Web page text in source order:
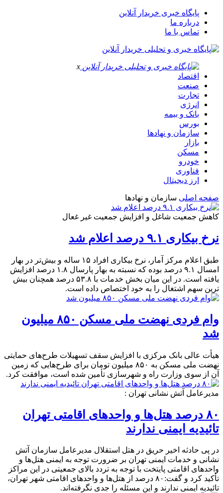
پایگاه خبری خریدار آنلاین
درباره ما
تماس با ما
x
اقتصاد
صنعت
تجارت
انرژی
بانک و بیمه
بورس
سازمان و نهادها
بازار
مسکن
خودرو
فناوری
ارز دیجیتال
صفحه اصلی سازمان و نهادها
کاهش جمعیت شاغل و افزایش جمعیت غیر غعال
نرخ بیکاری ۹.۱ درصد اعلام شد
طبق اعلام مرکز آمار، نرخ بیکاری افراد ۱۵ ساله و بیش‌تر در بهار
امسال ۹.۱ درصد بوده که نسبته به بهار پارسال ۱.۸ درصد افزایش
یافته است. در این میان بخش خدمات با ۵۳.۸ درصد همچنان بیش­‌
ترین سهم اشتغال را به خود اختصاص داده است.
وام فردی نهضت ملی مسکن ۸۵۰ میلیون
شد
هیأت عالی بانک مرکزی با افزایش سقف تسهیلات طرح‌های حمایتی
نهضت ملی مسکن به ۸۵۰ میلیون تومان برای طرح‌هایی که زمین
آن از سوی وزارت راه و شهرسازی تأمین شده است، موافقت کرد.
مدیرعامل آتش نشانی تهران :
۸۰ درصد هتل‌ها و واحدهای اقامتی تهران
تائیدیه ایمنی ندارند
در پی حادثه اخیر حریق در هتل استقلال مدیرعامل سازمان آتش
نشانی و خدمات ایمنی تهران بر ضرورت توجه به ایمنی هتل‌ها و
واحدهای اقامتی پایتخت با توجه به تردد بالای جمعیتی در این مراکز
تأکید کرد و گفت:۸۰ درصد از هتل‌ها و واحدهای اقامتی شهر تهران،
تائیدیه ایمنی ندارند و این مسئله را جدی نگرفته‌اند.